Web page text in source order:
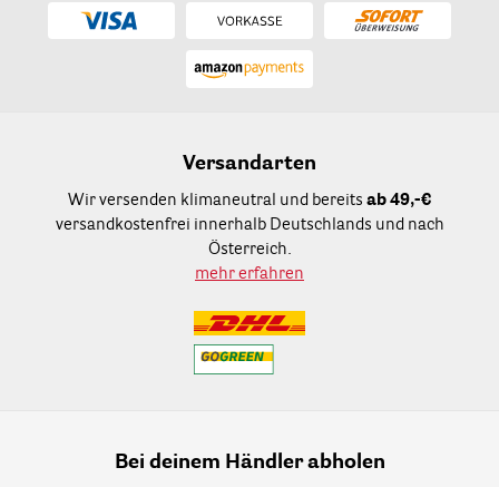
Versandarten
Wir versenden klimaneutral und bereits ab 49,-€
versandkostenfrei innerhalb Deutschlands und nach
Österreich.
mehr erfahren
Bei deinem Händler abholen